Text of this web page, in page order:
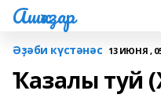
Ашҡаҙар
Әҙәби күстәнәс 13 ИЮНЯ ,
Ҡазалы туй